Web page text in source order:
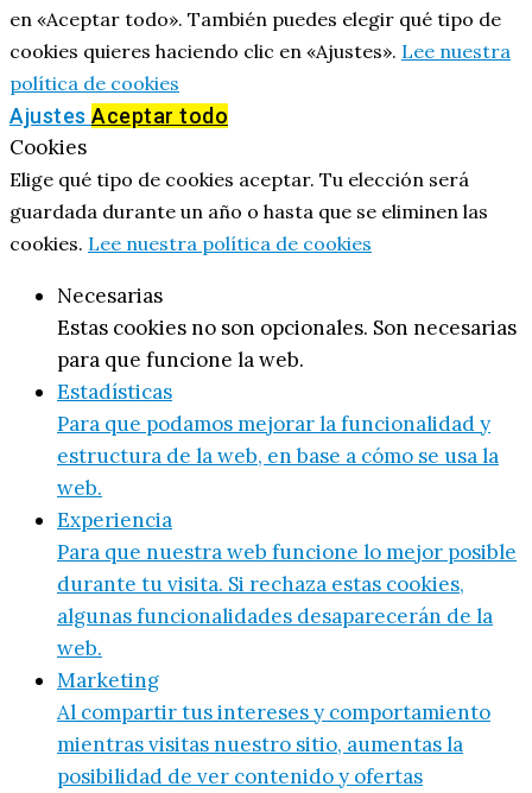
en «Aceptar todo». También puedes elegir qué tipo de
cookies quieres haciendo clic en «Ajustes». Lee nuestra
política de cookies
Ajustes Aceptar todo
Cookies
Elige qué tipo de cookies aceptar. Tu elección será
guardada durante un año o hasta que se eliminen las
cookies. Lee nuestra política de cookies
Necesarias
Estas cookies no son opcionales. Son necesarias
para que funcione la web.
Estadísticas
Para que podamos mejorar la funcionalidad y
estructura de la web, en base a cómo se usa la
web.
Experiencia
Para que nuestra web funcione lo mejor posible
durante tu visita. Si rechaza estas cookies,
algunas funcionalidades desaparecerán de la
web.
Marketing
Al compartir tus intereses y comportamiento
mientras visitas nuestro sitio, aumentas la
posibilidad de ver contenido y ofertas